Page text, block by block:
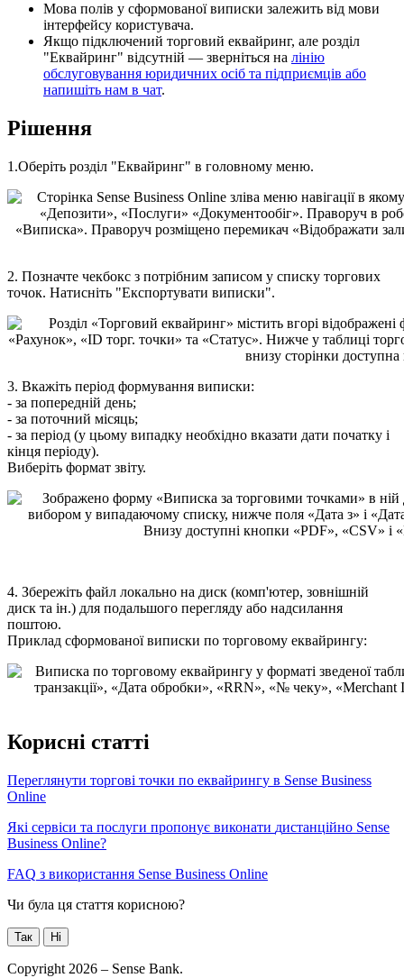
Мова полів у сформованої виписки залежить від мови
інтерфейсу користувача.
Якщо підключений торговий еквайринг, але розділ
"Еквайринг" відсутній — зверніться на лінію
обслуговування юридичних осіб та підприємців або
напишіть нам в чат.
Рішення
1 .Оберіть розділ "Еквайринг" в головному меню.
2. Позначте чекбокс з потрібним записом у списку торгових
точок. Натисніть "Експортувати виписки".
3. Вкажіть період формування виписки:
- за попередній день;
- за поточний місяць;
- за період (у цьому випадку необхідно вказати дати початку і
кінця періоду).
Виберіть формат звіту.
4. Збережіть файл локально на диск (комп'ютер, зовнішній
диск та ін.) для подальшого перегляду або надсилання
поштою.
Приклад сформованої виписки по торговому еквайрингу:
Корисні статті
Переглянути торгові точки по еквайрингу в Sense Business
Online
Які сервіси та послуги пропонує виконати дистанційно Sense
Business Online?
FAQ з використання Sense Business Online
Чи була ця стаття корисною?
Так Ні
Copyright 2026 – Sense Bank.